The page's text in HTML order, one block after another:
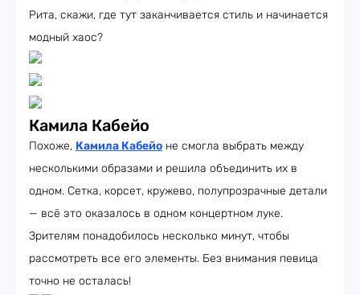
Рита, скажи, где тут заканчивается стиль и начинается
модный хаос?
Камила Кабейо
Похоже, Камила Кабейо не смогла выбрать между
несколькими образами и решила объединить их в
одном. Сетка, корсет, кружево, полупрозрачные детали
— всё это оказалось в одном концертном луке.
Зрителям понадобилось несколько минут, чтобы
рассмотреть все его элементы. Без внимания певица
точно не осталась!